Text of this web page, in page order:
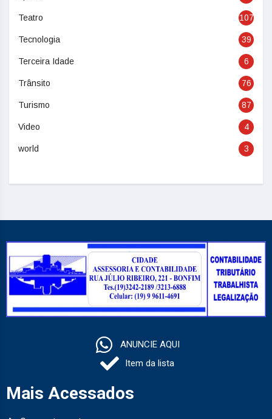
Teatro 107
Tecnologia 39
Terceira Idade 6
Trânsito 76
Turismo 87
Video 4
world 3
ANUNCIE AQUI
Item da lista
Mais Acessados